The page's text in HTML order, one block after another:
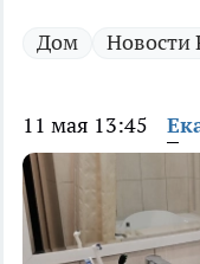
Дом Новости
11 мая 13:45